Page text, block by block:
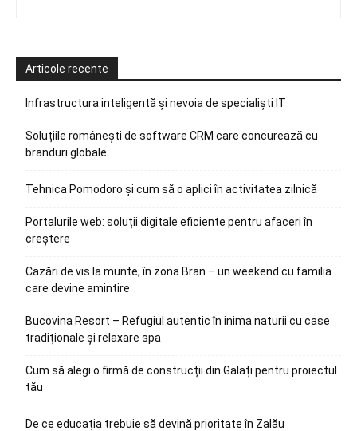
Articole recente
Infrastructura inteligentă și nevoia de specialiști IT
Soluțiile românești de software CRM care concurează cu
branduri globale
Tehnica Pomodoro și cum să o aplici în activitatea zilnică
Portalurile web: soluții digitale eficiente pentru afaceri în
creștere
Cazări de vis la munte, în zona Bran – un weekend cu familia
care devine amintire
Bucovina Resort – Refugiul autentic în inima naturii cu case
tradiționale și relaxare spa
Cum să alegi o firmă de construcții din Galați pentru proiectul
tău
De ce educația trebuie să devină prioritate în Zalău